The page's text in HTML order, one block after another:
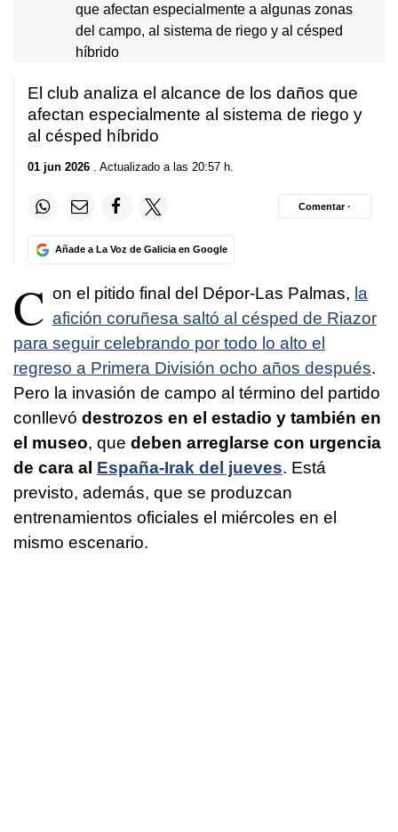
que afectan especialmente a algunas zonas
del campo, al sistema de riego y al césped
híbrido
El club analiza el alcance de los daños que
afectan especialmente al sistema de riego y
al césped híbrido
01 jun 2026 . Actualizado a las 20:57 h.
Añade a La Voz de Galicia en Google
Comentar ·
C on el pitido final del Dépor-Las Palmas, la
afición coruñesa saltó al césped de Riazor
para seguir celebrando por todo lo alto el
regreso a Primera División ocho años después.
Pero la invasión de campo al término del partido
conllevó destrozos en el estadio y también en
el museo, que deben arreglarse con urgencia
de cara al España-Irak del jueves. Está
previsto, además, que se produzcan
entrenamientos oficiales el miércoles en el
mismo escenario.